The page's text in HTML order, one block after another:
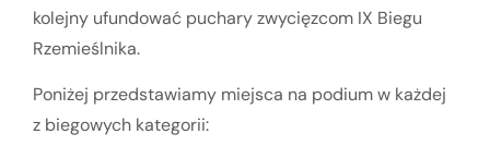
kolejny ufundować puchary zwycięzcom IX Biegu
Rzemieślnika.
Poniżej przedstawiamy miejsca na podium w każdej
z biegowych kategorii: